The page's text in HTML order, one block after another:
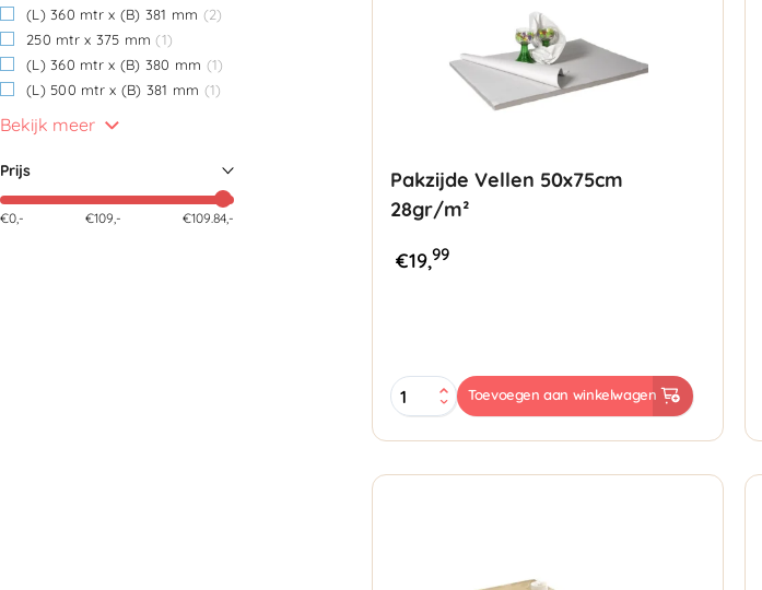
(L) 360 mtr x (B) 381 mm (2)
250 mtr x 375 mm(1)
(L) 360 mtr x (B) 380 mm (1)
(L) 500 mtr x (B) 381 mm (1)
Bekijk meer
Prijs
€0,- €109 ,- €109.84,-
Pakzijde Vellen 50x75cm
28gr/m²
€19,99
Pakzijde
Vellen
28gr/m²
aantal
Toevoegen aan winkelwagen